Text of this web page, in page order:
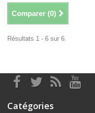
Comparer (0)
Résultats 1 - 6 sur 6.
Catégories